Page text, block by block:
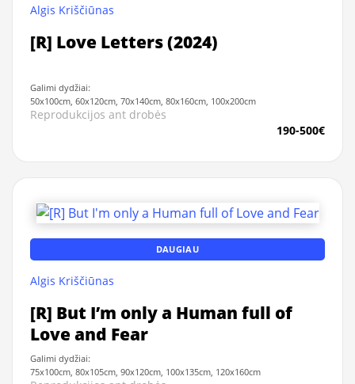
Algis Kriščiūnas
[R] Love Letters (2024)
Galimi dydžiai:
50x100cm, 60x120cm, 70x140cm, 80x160cm, 100x200cm
Reprodukcijos ant drobės
190-500€
DAUGIAU
Algis Kriščiūnas
[R] But I’m only a Human full of
Love and Fear
Galimi dydžiai:
75x100cm, 80x105cm, 90x120cm, 100x135cm, 120x160cm